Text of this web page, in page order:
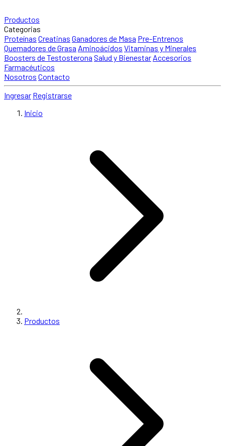
Productos
Categorias
Proteínas Creatinas Ganadores de Masa Pre-Entrenos
Quemadores de Grasa Aminoácidos Vitaminas y Minerales
Boosters de Testosterona Salud y Bienestar Accesorios
Farmacéuticos
Nosotros Contacto
Ingresar Registrarse
Inicio
Productos